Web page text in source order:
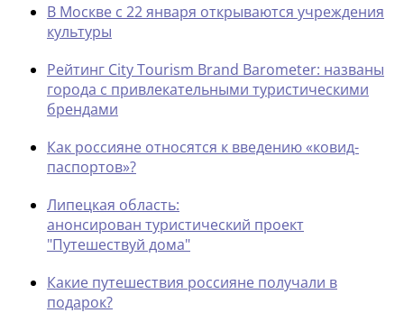
В Москве с 22 января открываются учреждения
культуры
Рейтинг City Tourism Brand Barometer: названы
города с привлекательными туристическими
брендами
Как россияне относятся к введению «ковид-
паспортов»?
Липецкая область:
анонсирован туристический проект
"Путешествуй дома"
Какие путешествия россияне получали в
подарок?